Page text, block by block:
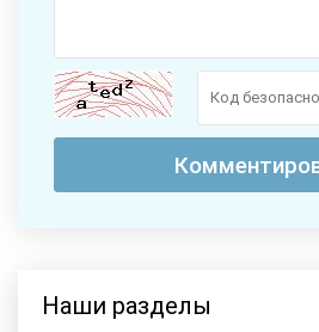
Наши разделы